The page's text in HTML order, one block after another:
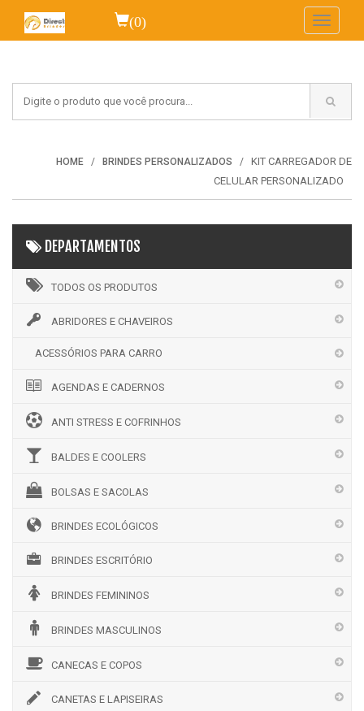
(0)
Toggle
HOME BRINDES PERSONALIZADOS
KIT CARREGADOR DE
CELULAR PERSONALIZADO
DEPARTAMENTOS
TODOS OS PRODUTOS
ABRIDORES E CHAVEIROS
ACESSÓRIOS PARA CARRO
AGENDAS E CADERNOS
ANTI STRESS E COFRINHOS
BALDES E COOLERS
BOLSAS E SACOLAS
BRINDES ECOLÓGICOS
BRINDES ESCRITÓRIO
BRINDES FEMININOS
BRINDES MASCULINOS
CANECAS E COPOS
CANETAS E LAPISEIRAS